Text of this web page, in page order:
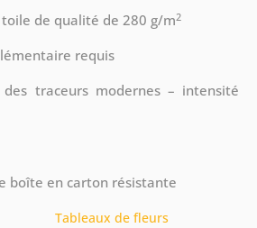
de qualité de 280 g/m2
requis
traceurs modernes – intensité
boîte en carton résistante
Tableaux de fleurs